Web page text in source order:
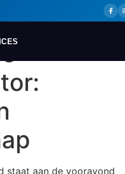
van de
staat aan de vooravond